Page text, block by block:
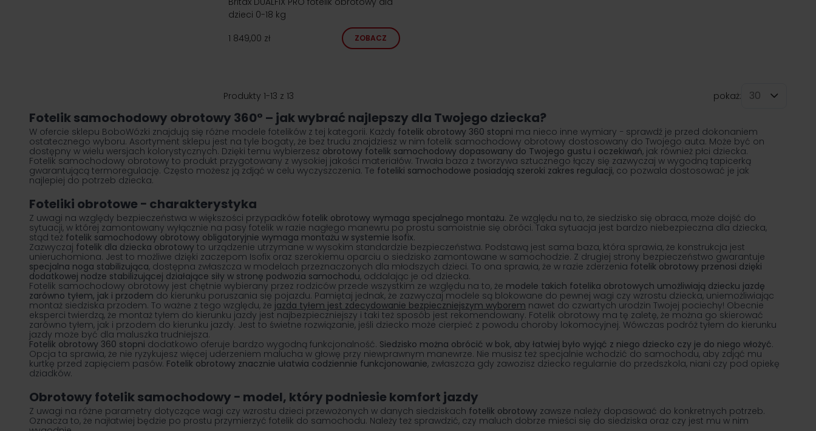
dzieci 0-18 kg
1 849,00 zł
ZOBACZ
Produkty 1-13 z 13
pokaż:
Fotelik samochodowy obrotowy 360° – jak wybrać najlepszy dla Twojego dziecka?
W ofercie sklepu BoboWózki znajdują się różne modele fotelików z tej kategorii. Każdy fotelik obrotowy 360 stopni ma nieco inne wymiary − sprawdź je przed dokonaniem
ostatecznego wyboru. Asortyment sklepu jest na tyle bogaty, że bez trudu znajdziesz w nim fotelik samochodowy obrotowy dostosowany do Twojego auta. Może być on
dostępny w wielu wersjach kolorystycznych. Dzięki temu wybierzesz obrotowy fotelik samochodowy dopasowany do Twojego gustu i oczekiwań, jak również płci dziecka.
Fotelik samochodowy obrotowy to produkt przygotowany z wysokiej jakości materiałów. Trwała baza z tworzywa sztucznego łączy się zazwyczaj w wygodną tapicerką
gwarantującą termoregulację. Często możesz ją zdjąć w celu wyczyszczenia. Te foteliki samochodowe posiadają szeroki zakres regulacji, co pozwala dostosować je jak
najlepiej do potrzeb dziecka.
Foteliki obrotowe − charakterystyka
Z uwagi na względy bezpieczeństwa w większości przypadków fotelik obrotowy wymaga specjalnego montażu. Ze względu na to, że siedzisko się obraca, może dojść do
sytuacji, w której zamontowany wyłącznie na pasy fotelik w razie nagłego manewru po prostu samoistnie się obróci. Taka sytuacja jest bardzo niebezpieczna dla dziecka,
stąd też fotelik samochodowy obrotowy obligatoryjnie wymaga montażu w systemie Isofix.
Zazwyczaj fotelik dla dziecka obrotowy to urządzenie utrzymane w wysokim standardzie bezpieczeństwa. Podstawą jest sama baza, która sprawia, że konstrukcja jest
unieruchomiona. Jest to możliwe dzięki zaczepom Isofix oraz szerokiemu oparciu o siedzisko zamontowane w samochodzie. Z drugiej strony bezpieczeństwo gwarantuje
specjalna noga stabilizująca, dostępna zwłaszcza w modelach przeznaczonych dla młodszych dzieci. To ona sprawia, że w razie zderzenia fotelik obrotowy przenosi dzięki
dodatkowej nodze stabilizującej działające siły w stronę podwozia samochodu, oddalając je od dziecka.
Fotelik samochodowy obrotowy jest chętnie wybierany przez rodziców przede wszystkim ze względu na to, że modele takich fotelika obrotowych umożliwiają dziecku jazdę
zarówno tyłem, jak i przodem do kierunku poruszania się pojazdu. Pamiętaj jednak, że zazwyczaj modele są blokowane do pewnej wagi czy wzrostu dziecka, uniemożliwiając
montaż siedziska przodem. To ważne z tego względu, że jazda tyłem jest zdecydowanie bezpieczniejszym wyborem nawet do czwartych urodzin Twojej pociechy! Obecnie
eksperci twierdzą, że montaż tyłem do kierunku jazdy jest najbezpieczniejszy i taki też sposób jest rekomendowany. Fotelik obrotowy ma tę zaletę, że można go skierować
zarówno tyłem, jak i przodem do kierunku jazdy. Jest to świetne rozwiązanie, jeśli dziecko może cierpieć z powodu choroby lokomocyjnej. Wówczas podróż tyłem do kierunku
jazdy może być dla maluszka trudniejsza.
Fotelik obrotowy 360 stopni dodatkowo oferuje bardzo wygodną funkcjonalność. Siedzisko można obrócić w bok, aby łatwiej było wyjąć z niego dziecko czy je do niego włożyć.
Opcja ta sprawia, że nie ryzykujesz więcej uderzeniem malucha w głowę przy niewprawnym manewrze. Nie musisz też specjalnie wchodzić do samochodu, aby zdjąć mu
kurtkę przed zapięciem pasów. Fotelik obrotowy znacznie ułatwia codziennie funkcjonowanie, zwłaszcza gdy zawozisz dziecko regularnie do przedszkola, niani czy pod opiekę
dziadków.
Obrotowy fotelik samochodowy − model, który podniesie komfort jazdy
Z uwagi na różne parametry dotyczące wagi czy wzrostu dzieci przewożonych w danych siedziskach fotelik obrotowy zawsze należy dopasować do konkretnych potrzeb.
Oznacza to, że najłatwiej będzie po prostu przymierzyć fotelik do samochodu. Należy też sprawdzić, czy maluch dobrze mieści się do siedziska oraz czy jest mu w nim